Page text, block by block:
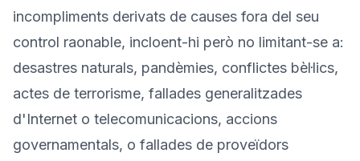
incompliments derivats de causes fora del seu
control raonable, incloent-hi però no limitant-se a:
desastres naturals, pandèmies, conflictes bèl·lics,
actes de terrorisme, fallades generalitzades
d'Internet o telecomunicacions, accions
governamentals, o fallades de proveïdors